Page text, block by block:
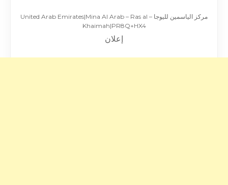
مركز الياسمين لليوجا – United Arab Emirates|Mina Al Arab – Ras al
Khaimah|PR8Q+HX4
إعلان